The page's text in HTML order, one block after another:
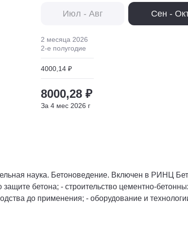
Июл - Авг Сен -
2 месяца 2026
2-е полугодие
4000,14 ₽
8000,28 ₽
За 4 мес 2026 г
наука. Бетоноведение. Включен в РИНЦ
бетона; - строительство цементно-
до применения; - оборудование и